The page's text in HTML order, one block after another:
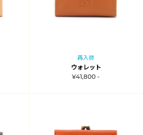
再入荷
ウォレット
¥41,800 -